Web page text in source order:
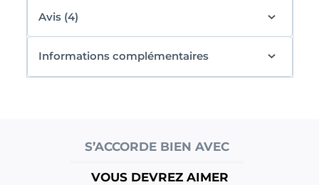
Avis (4)
Informations complémentaires
S’ACCORDE BIEN AVEC
VOUS DEVREZ AIMER